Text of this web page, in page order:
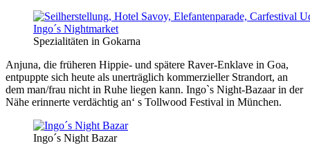
Spezialitäten in Gokarna
Anjuna, die früheren Hippie- und spätere Raver-Enklave in Goa,
entpuppte sich heute als unerträglich kommerzieller Strandort, an
dem man/frau nicht in Ruhe liegen kann. Ingo`s Night-Bazaar in der
Nähe erinnerte verdächtig an‘ s Tollwood Festival in München.
Ingo´s Night Bazar